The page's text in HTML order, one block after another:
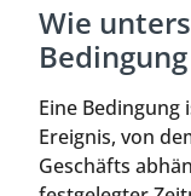
Wie
Eine Bedingung
Ereignis, von
Geschäfts